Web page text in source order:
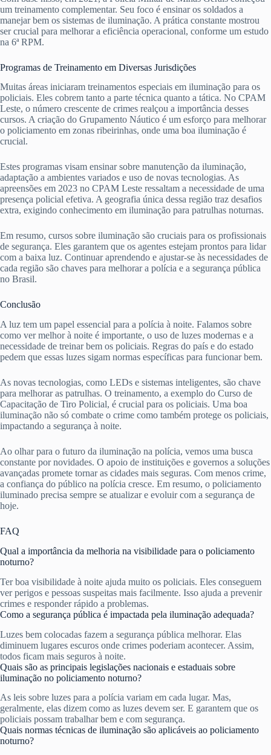
um treinamento complementar. Seu foco é ensinar os soldados a
manejar bem os sistemas de iluminação. A prática constante mostrou
ser crucial para melhorar a eficiência operacional, conforme um estudo
na 6ª RPM.
Programas de Treinamento em Diversas Jurisdições
Muitas áreas iniciaram treinamentos especiais em iluminação para os
policiais. Eles cobrem tanto a parte técnica quanto a tática. No CPAM
Leste, o número crescente de crimes realçou a importância desses
cursos. A criação do Grupamento Náutico é um esforço para melhorar
o policiamento em zonas ribeirinhas, onde uma boa iluminação é
crucial.
Estes programas visam ensinar sobre manutenção da iluminação,
adaptação a ambientes variados e uso de novas tecnologias. As
apreensões em 2023 no CPAM Leste ressaltam a necessidade de uma
presença policial efetiva. A geografia única dessa região traz desafios
extra, exigindo conhecimento em iluminação para patrulhas noturnas.
Em resumo, cursos sobre iluminação são cruciais para os profissionais
de segurança. Eles garantem que os agentes estejam prontos para lidar
com a baixa luz. Continuar aprendendo e ajustar-se às necessidades de
cada região são chaves para melhorar a polícia e a segurança pública
no Brasil.
Conclusão
A luz tem um papel essencial para a polícia à noite. Falamos sobre
como ver melhor à noite é importante, o uso de luzes modernas e a
necessidade de treinar bem os policiais. Regras do país e do estado
pedem que essas luzes sigam normas específicas para funcionar bem.
As novas tecnologias, como LEDs e sistemas inteligentes, são chave
para melhorar as patrulhas. O treinamento, a exemplo do Curso de
Capacitação de Tiro Policial, é crucial para os policiais. Uma boa
iluminação não só combate o crime como também protege os policiais,
impactando a segurança à noite.
Ao olhar para o futuro da iluminação na polícia, vemos uma busca
constante por novidades. O apoio de instituições e governos a soluções
avançadas promete tornar as cidades mais seguras. Com menos crime,
a confiança do público na polícia cresce. Em resumo, o policiamento
iluminado precisa sempre se atualizar e evoluir com a segurança de
hoje.
FAQ
Qual a importância da melhoria na visibilidade para o policiamento
noturno?
Ter boa visibilidade à noite ajuda muito os policiais. Eles conseguem
ver perigos e pessoas suspeitas mais facilmente. Isso ajuda a prevenir
crimes e responder rápido a problemas.
Como a segurança pública é impactada pela iluminação adequada?
Luzes bem colocadas fazem a segurança pública melhorar. Elas
diminuem lugares escuros onde crimes poderiam acontecer. Assim,
todos ficam mais seguros à noite.
Quais são as principais legislações nacionais e estaduais sobre
iluminação no policiamento noturno?
As leis sobre luzes para a polícia variam em cada lugar. Mas,
geralmente, elas dizem como as luzes devem ser. E garantem que os
policiais possam trabalhar bem e com segurança.
Quais normas técnicas de iluminação são aplicáveis ao policiamento
noturno?